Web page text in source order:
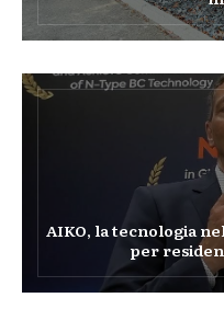
AIKO, la tecnologia
per